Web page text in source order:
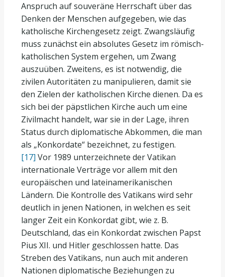
Anspruch auf souveräne Herrschaft über das
Denken der Menschen aufgegeben, wie das
katholische Kirchengesetz zeigt. Zwangsläufig
muss zunächst ein absolutes Gesetz im römisch-
katholischen System ergehen, um Zwang
auszuüben. Zweitens, es ist notwendig, die
zivilen Autoritäten zu manipulieren, damit sie
den Zielen der katholischen Kirche dienen. Da es
sich bei der päpstlichen Kirche auch um eine
Zivilmacht handelt, war sie in der Lage, ihren
Status durch diplomatische Abkommen, die man
als „Konkordate“ bezeichnet, zu festigen.
[17] Vor 1989 unterzeichnete der Vatikan
internationale Verträge vor allem mit den
europäischen und lateinamerikanischen
Ländern. Die Kontrolle des Vatikans wird sehr
deutlich in jenen Nationen, in welchen es seit
langer Zeit ein Konkordat gibt, wie z. B.
Deutschland, das ein Konkordat zwischen Papst
Pius XII. und Hitler geschlossen hatte. Das
Streben des Vatikans, nun auch mit anderen
Nationen diplomatische Beziehungen zu